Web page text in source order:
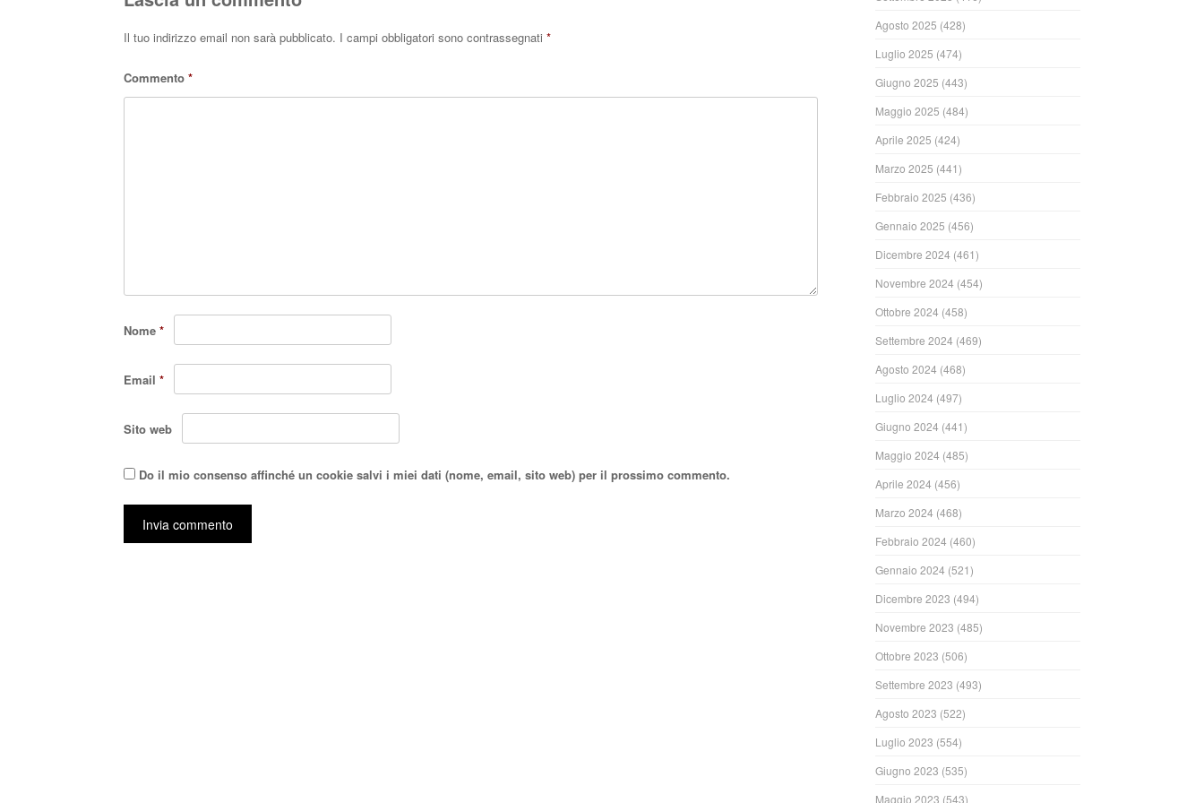
Il tuo indirizzo email non sarà pubblicato. I campi obbligatori sono contrassegnati *
Commento *
Nome *
Email *
Sito web
Do il mio consenso affinché un cookie salvi i miei dati (nome, email, sito web) per il prossimo commento.
Agosto 2025 (428)
Luglio 2025 (474)
Giugno 2025 (443)
Maggio 2025 (484)
Aprile 2025 (424)
Marzo 2025 (441)
Febbraio 2025 (436)
Gennaio 2025 (456)
Dicembre 2024 (461)
Novembre 2024 (454)
Ottobre 2024 (458)
Settembre 2024 (469)
Agosto 2024 (468)
Luglio 2024 (497)
Giugno 2024 (441)
Maggio 2024 (485)
Aprile 2024 (456)
Marzo 2024 (468)
Febbraio 2024 (460)
Gennaio 2024 (521)
Dicembre 2023 (494)
Novembre 2023 (485)
Ottobre 2023 (506)
Settembre 2023 (493)
Agosto 2023 (522)
Luglio 2023 (554)
Giugno 2023 (535)
Maggio 2023 (543)